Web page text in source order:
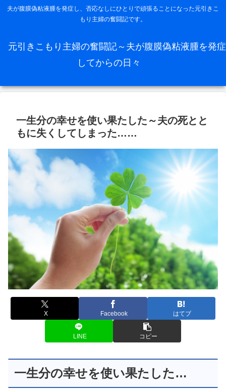
夫が腹膜偽粘液腫を発症し、否応なしにひとりで頑張ることになった元引きこ
もり主婦の奮闘記です。
元引きこもり主婦の奮闘記～夫が腹膜偽粘液腫を発症
してからの日々
一生分の幸せを使い果たした～夫の死とと
もに失くしてしまった……
X Facebook はてブ
LINE コピー
一生分の幸せを使い果たした…